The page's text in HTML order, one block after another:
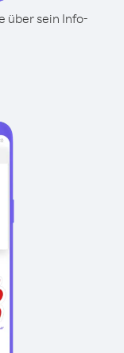
über sein Info-